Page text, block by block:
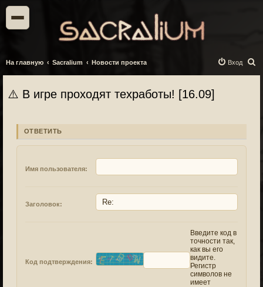
На главную Sacralium Новости проекта
о
Вход
⚠️ В игре проходят техработы! [16.09]
ОТВЕТИТЬ
Имя пользователя:
Заголовок:
Код подтверждения:
Введите код в
точности так,
как вы его
видите.
Регистр
символов не
имеет